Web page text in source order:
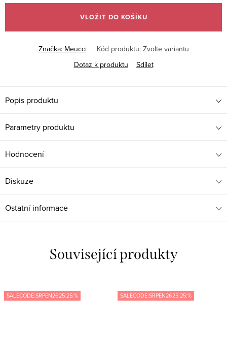
cena:
VLOŽIT DO KOŠÍKU
Značka: Meucci Kód produktu: Zvolte variantu
Dotaz k produktu
Sdílet
Popis produktu
Parametry produktu
Hodnocení
Diskuze
Ostatní informace
Související produkty
SALECODE:SRPEN2625:25:% SALECODE:SRPEN2625:25:%